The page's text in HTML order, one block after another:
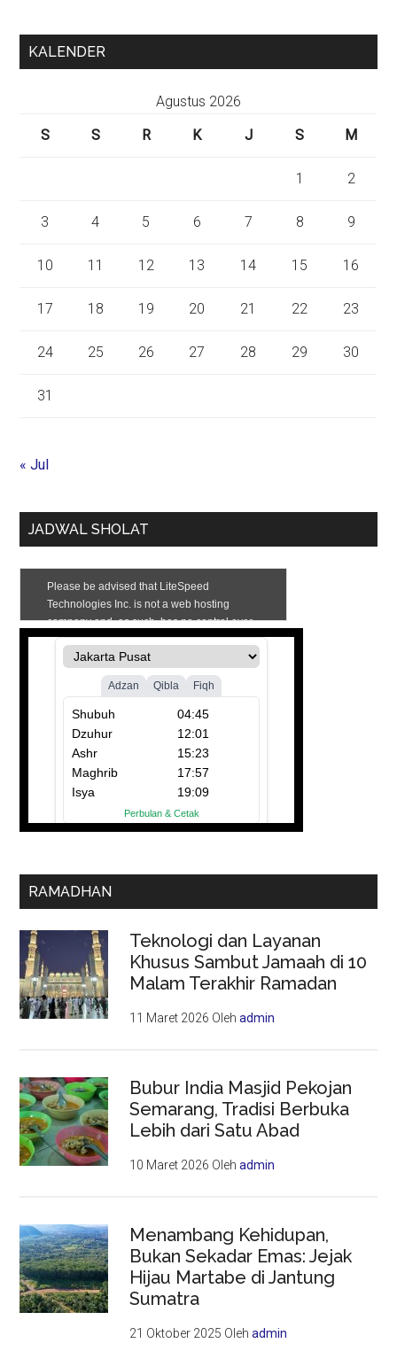
KALENDER
Agustus 2026
S
S R K J S M
1 2
3 4 5 6 7 8 9
10 11 12 13 14 15 16
17 18 19 20 21 22 23
24 25 26 27 28 29 30
31
« Jul
JADWAL SHOLAT
RAMADHAN
Teknologi dan Layanan
Khusus Sambut Jamaah di 10
Malam Terakhir Ramadan
11 Maret 2026 Olehadmin
Bubur India Masjid Pekojan
Semarang, Tradisi Berbuka
Lebih dari Satu Abad
10 Maret 2026 Olehadmin
Menambang Kehidupan,
Bukan Sekadar Emas: Jejak
Hijau Martabe di Jantung
Sumatra
21 Oktober 2025 Olehadmin